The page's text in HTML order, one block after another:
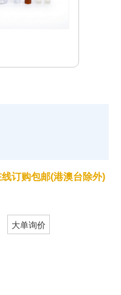
线订购包邮(港澳台除外)
大单询价